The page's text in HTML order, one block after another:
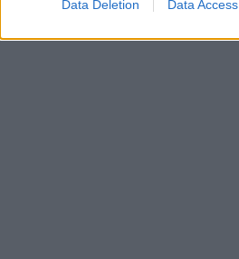
Data Deletion Data Access